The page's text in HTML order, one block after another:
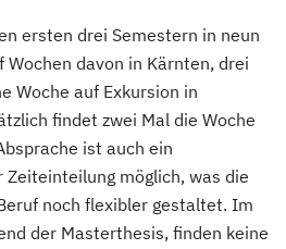
ersten drei Semestern in neun
davon in Kärnten, drei
Woche auf Exkursion in
findet zwei Mal die Woche
ist auch ein
möglich, was die
noch flexibler gestaltet. Im
der Masterthesis, finden keine